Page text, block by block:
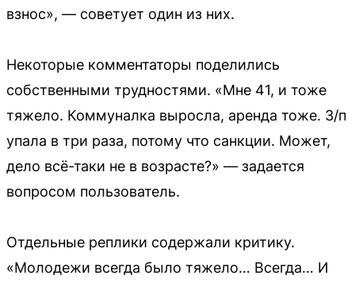
взнос», — советует один из них.
Некоторые комментаторы поделились
собственными трудностями. «Мне 41, и тоже
тяжело. Коммуналка выросла, аренда тоже. З/п
упала в три раза, потому что санкции. Может,
дело всё-таки не в возрасте?» — задается
вопросом пользователь.
Отдельные реплики содержали критику.
«Молодежи всегда было тяжело… Всегда… И